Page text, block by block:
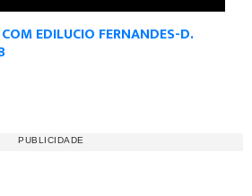
EDILUCIO FERNANDES-D.